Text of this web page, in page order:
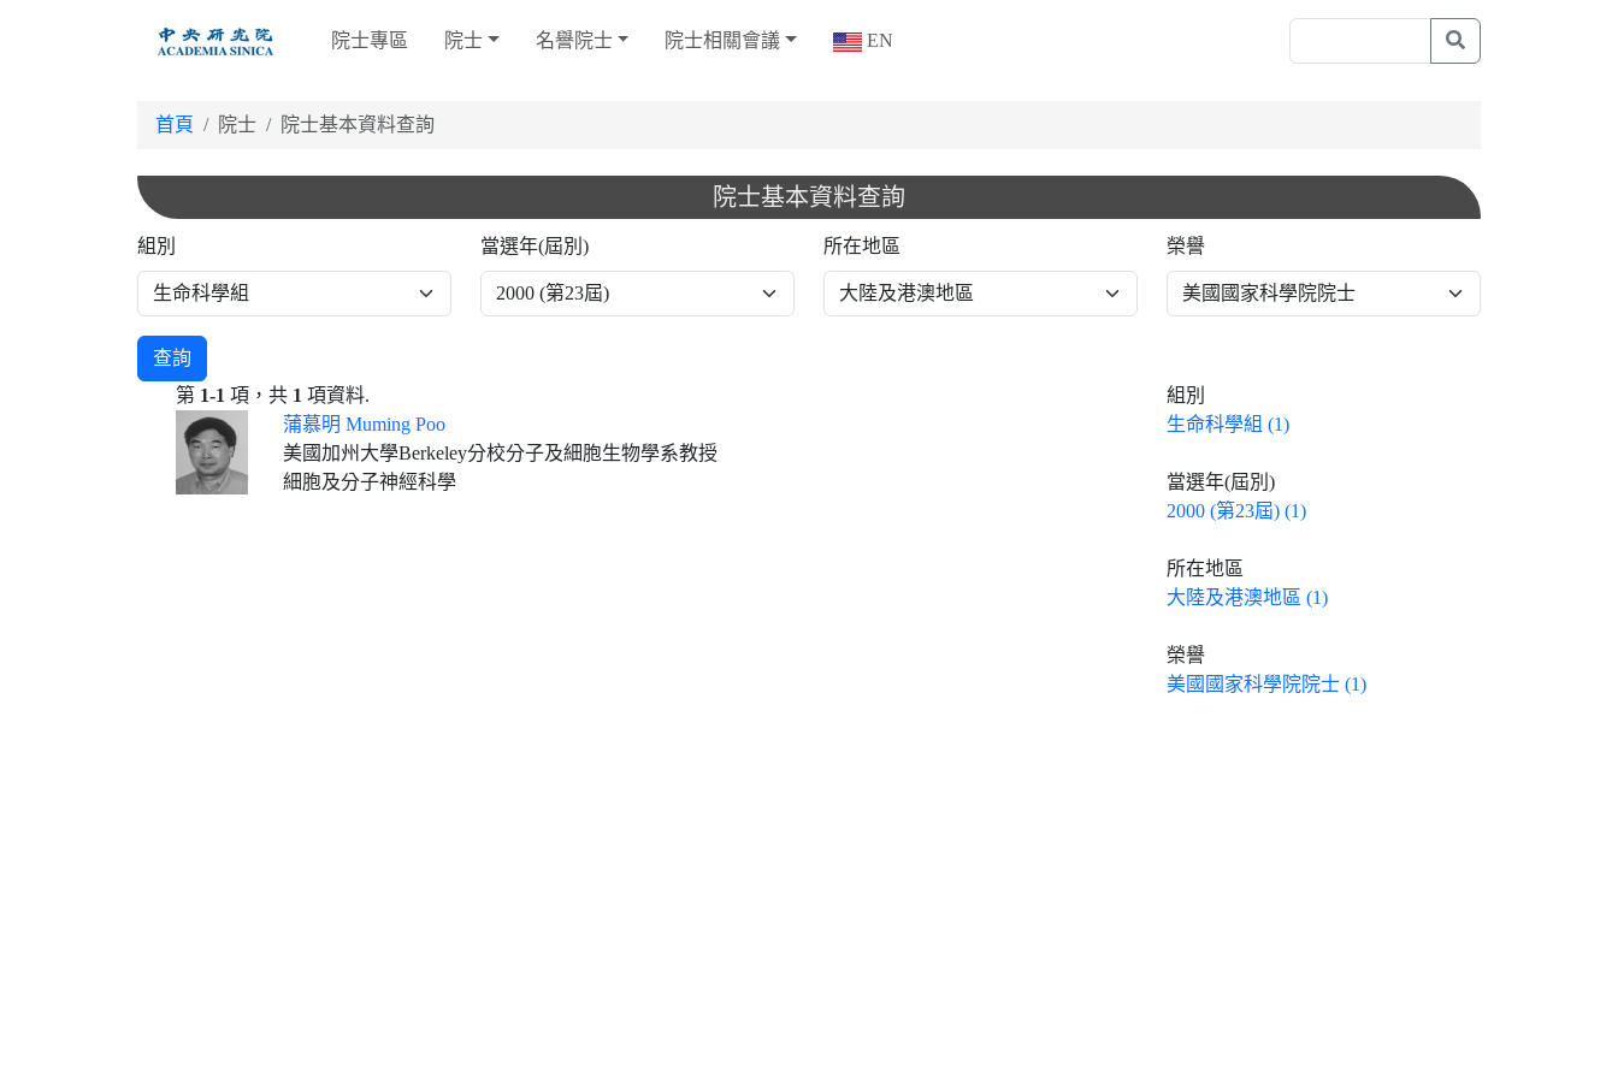
院士專區 院士 名譽院士 院士相關會議 EN
首頁 院士 院士基本資料查詢
院士基本資料查詢
組別 當選年(屆別) 所在地區 榮譽
查詢
第 1-1 項，共 1 項資料.
蒲慕明 Muming Poo
美國加州大學Berkeley分校分子及細胞生物學系教授
細胞及分子神經科學
組別
生命科學組 (1)
當選年(屆別)
2000 (第23屆) (1)
所在地區
大陸及港澳地區 (1)
榮譽
美國國家科學院院士 (1)